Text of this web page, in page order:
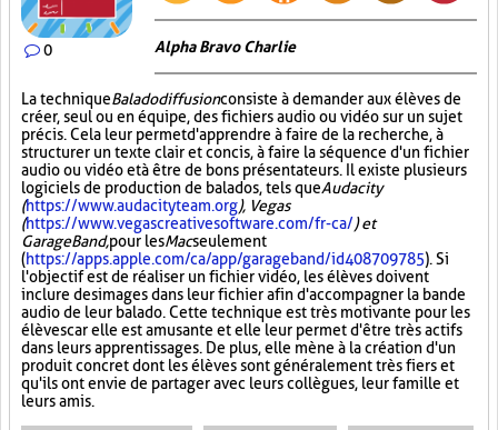
0 Alpha Bravo Charlie
La techniqueBaladodiffusionconsiste à demander aux élèves de
créer, seul ou en équipe, des fichiers audio ou vidéo sur un sujet
précis. Cela leur permet d'apprendre à faire de la recherche, à
structurer un texte clair et concis, à faire la séquence d'un fichier
audio ou vidéo et à être de bons présentateurs. Il existe plusieurs
logiciels de production de balados, tels queAudacity
(https://www.audacityteam.org), Vegas
(https://www.vegascreativesoftware.com/fr-ca/) et
GarageBand,pour lesMacseulement
(https://apps.apple.com/ca/app/garageband/id408709785). Si
l'objectif est de réaliser un fichier vidéo, les élèves doivent
inclure des images dans leur fichier afin d'accompagner la bande
audio de leur balado. Cette technique est très motivante pour les
élèves car elle est amusante et elle leur permet d'être très actifs
dans leurs apprentissages. De plus, elle mène à la création d'un
produit concret dont les élèves sont généralement très fiers et
qu'ils ont envie de partager avec leurs collègues, leur famille et
leurs amis.